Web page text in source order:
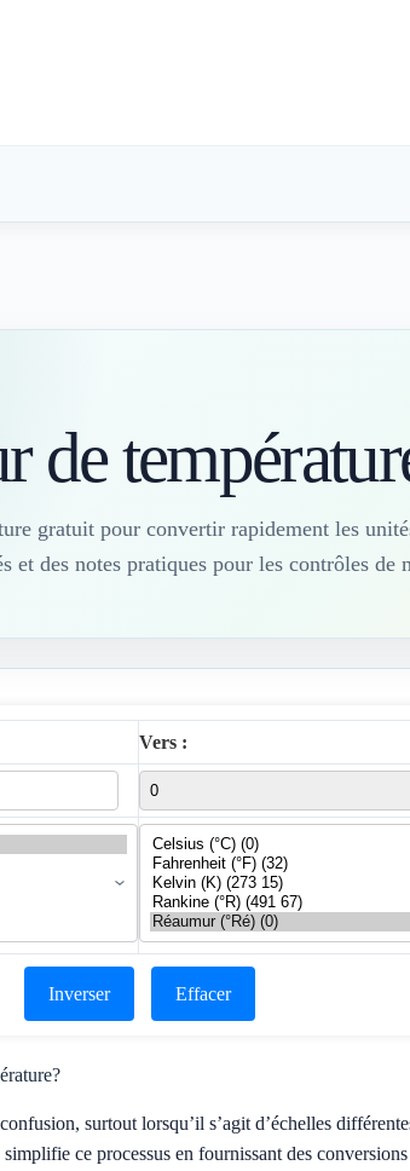
de
gratuit pour convertir rapidement les
et des notes pratiques pour les contrôles de
Vers :
Inverser Effacer
surtout lorsqu’il s’agit d’échelles
ce processus en fournissant des